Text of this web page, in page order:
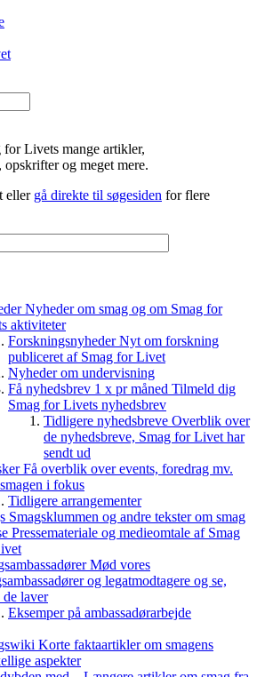
Livets mange artikler,
og meget mere.
eller gå direkte til søgesiden for flere
Nyheder om smag og om Smag for
aktiviteter
ForskningsnyhederNyt om forskning
publiceret af Smag for Livet
Nyheder om undervisning
Få nyhedsbrev 1 x pr måned Tilmeld dig
Smag for Livets nyhedsbrev
Tidligere nyhedsbreve Overblik over
de nyhedsbreve, Smag for Livet har
sendt ud
Få overblik over events, foredrag mv.
i fokus
Tidligere arrangementer
Smagsklummen og andre tekster om smag
Pressemateriale og medieomtale af Smag
Mød vores
og legatmodtagere og se,
de laver
Eksemper på ambassadørarbejde
Korte faktaartikler om smagens
aspekter